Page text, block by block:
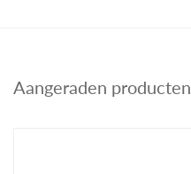
Aangeraden producten